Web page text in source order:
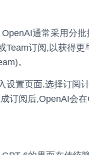
通常采用分
Team订阅,以获得更
。
设置页面,选择订阅
订阅后,OpenAI会